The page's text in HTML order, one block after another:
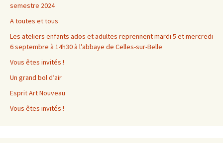
semestre 2024
A toutes et tous
Les ateliers enfants ados et adultes reprennent mardi 5 et mercredi
6 septembre à 14h30 à l’abbaye de Celles-sur-Belle
Vous êtes invités !
Un grand bol d’air
Esprit Art Nouveau
Vous êtes invités !